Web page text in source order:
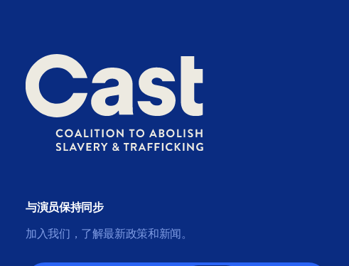
与演员保持同步
加入我们，了解最新政策和新闻。